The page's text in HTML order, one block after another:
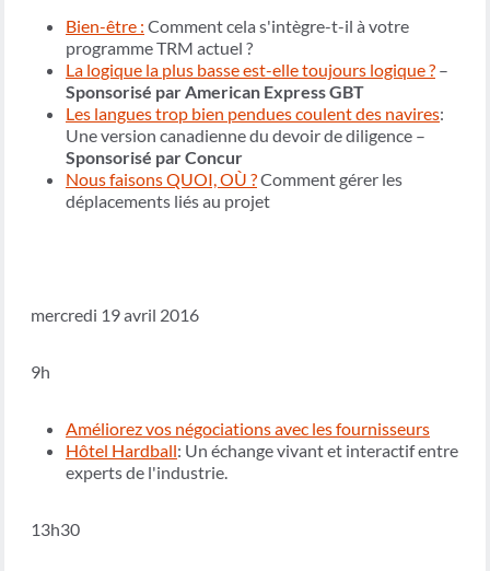
Bien-être : Comment cela s'intègre-t-il à votre
programme TRM actuel ?
La logique la plus basse est-elle toujours logique ? –
Sponsorisé par American Express GBT
Les langues trop bien pendues coulent des navires:
Une version canadienne du devoir de diligence –
Sponsorisé par Concur
Nous faisons QUOI, OÙ ?Comment gérer les
déplacements liés au projet
mercredi 19 avril 2016
9h
Améliorez vos négociations avec les fournisseurs
Hôtel Hardball: Un échange vivant et interactif entre
experts de l'industrie.
13h30